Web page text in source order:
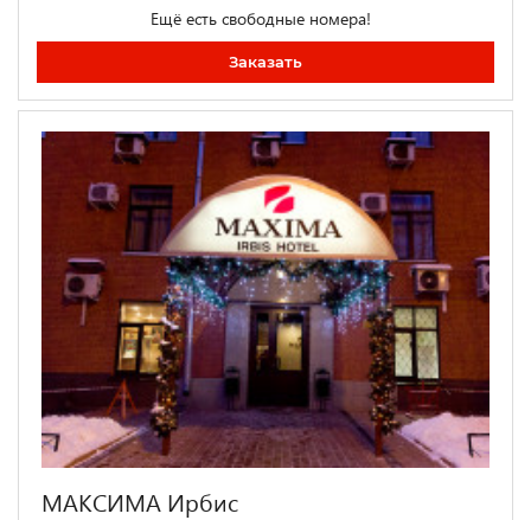
Ещё есть свободные номера!
Заказать
МАКСИМА Ирбис